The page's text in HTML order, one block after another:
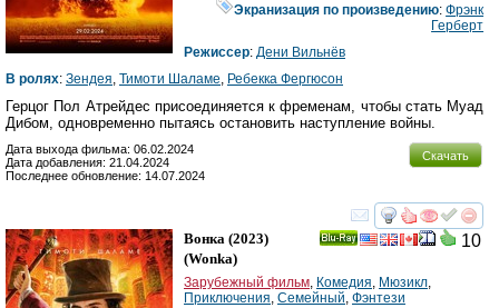
Экранизация по произведению:Фрэнк
Герберт
Режиссер: Дени Вильнёв
В ролях: Зендея Тимоти Шаламе Ребекка Фергюсон
Герцог Пол Атрейдес присоединяется к фременам, чтобы стать Муад
Дибом, одновременно пытаясь остановить наступление войны.
Скачать
Дата выхода фильма: 06.02.2024
Дата добавления: 21.04.2024
Последнее обновление: 14.07.2024
смотреть
10
Вонка (2023)
(Wonka)
Зарубежный фильм, Комедия, Мюзикл,
Приключения, Семейный, Фэнтези